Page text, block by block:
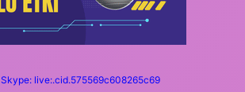
Skype: live:.cid.575569c608265c69